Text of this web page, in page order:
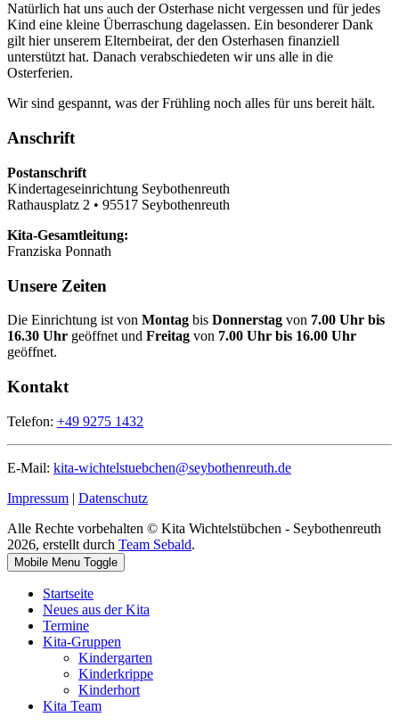
Natürlich hat uns auch der Osterhase nicht vergessen und für jedes
Kind eine kleine Überraschung dagelassen. Ein besonderer Dank
gilt hier unserem Elternbeirat, der den Osterhasen finanziell
unterstützt hat. Danach verabschiedeten wir uns alle in die
Osterferien.
Wir sind gespannt, was der Frühling noch alles für uns bereit hält.
Anschrift
Postanschrift
Kindertageseinrichtung Seybothenreuth
Rathausplatz 2 • 95517 Seybothenreuth
Kita-Gesamtleitung:
Franziska Ponnath
Unsere Zeiten
Die Einrichtung ist von Montag bis Donnerstag von 7.00 Uhr bis
16.30 Uhr geöffnet und Freitag von 7.00 Uhr bis 16.00 Uhr
geöffnet.
Kontakt
Telefon: +49 9275 1432
E-Mail: kita-wichtelstuebchen@seybothenreuth.de
Impressum | Datenschutz
Alle Rechte vorbehalten © Kita Wichtelstübchen - Seybothenreuth
2026, erstellt durch Team Sebald.
Mobile Menu Toggle
Startseite
Neues aus der Kita
Termine
Kita-Gruppen
Kindergarten
Kinderkrippe
Kinderhort
Kita Team